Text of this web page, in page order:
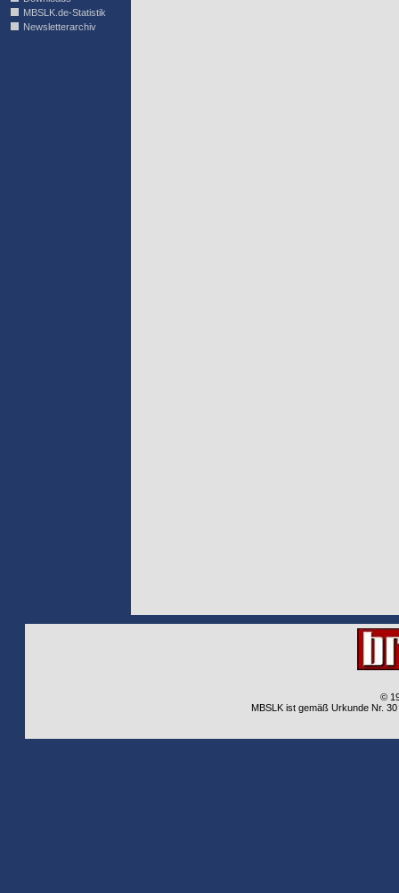
MBSLK.de-Statistik
Newsletterarchiv
©
MBSLK ist gemäß Urkunde Nr.